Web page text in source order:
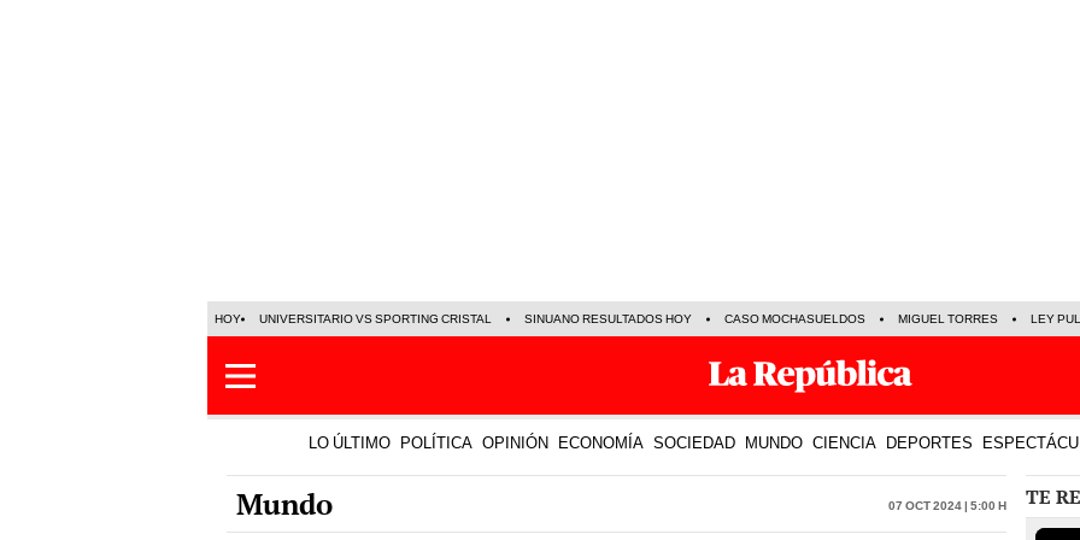
HOY UNIVERSITARIO VS SPORTING CRISTAL SINUANO RESULTADOS HOY CASO MOCHASUELDOS MIGUEL TORRES LEY
LO ÚLTIMO POLÍTICA OPINIÓN ECONOMÍA SOCIEDAD MUNDO CIENCIA DEPORTES
Mundo 07 Oct 2024 | 5:00 h TE